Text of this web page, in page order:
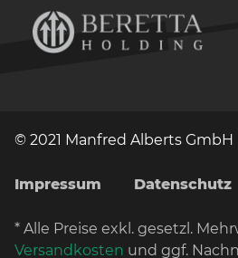
© 2021 Manfred Alberts GmbH
Impressum Datenschutz
* Alle Preise exkl. gesetzl.
Versandkosten und ggf.